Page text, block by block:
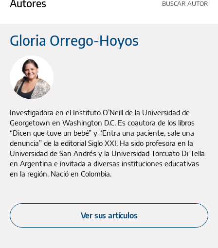
Autores BUSCAR AUTOR
Gloria Orrego-Hoyos
Investigadora en el Instituto O’Neill de la Universidad de
Georgetown en Washington D.C. Es coautora de los libros
“Dicen que tuve un bebé” y “Entra una paciente, sale una
denuncia” de la editorial Siglo XXI. Ha sido profesora en la
Universidad de San Andrés y la Universidad Torcuato Di Tella
en Argentina e invitada a diversas instituciones educativas
en la región. Nació en Colombia.
Ver sus artículos